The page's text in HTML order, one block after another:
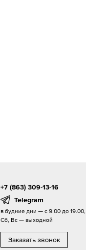
+7 (863) 309-13-16
Telegram
в будние дни — с 9.00 до 19.00,
Сб, Вс — выходной
Заказать звонок